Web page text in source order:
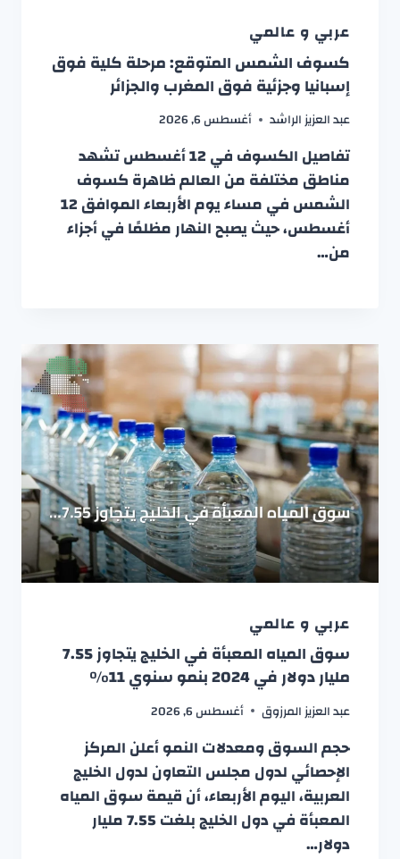
عربي و عالمي
كسوف الشمس المتوقع: مرحلة كلية فوق
إسبانيا وجزئية فوق المغرب والجزائر
عبد العزيز الراشد أغسطس 6, 2026
تفاصيل الكسوف في 12 أغسطس تشهد
مناطق مختلفة من العالم ظاهرة كسوف
الشمس في مساء يوم الأربعاء الموافق 12
أغسطس، حيث يصبح النهار مظلمًا في أجزاء
من…
عربي و عالمي
سوق المياه المعبأة في الخليج يتجاوز 7.55
مليار دولار في 2024 بنمو سنوي 11%
عبد العزيز المرزوق أغسطس 6, 2026
حجم السوق ومعدلات النمو أعلن المركز
الإحصائي لدول مجلس التعاون لدول الخليج
العربية، اليوم الأربعاء، أن قيمة سوق المياه
المعبأة في دول الخليج بلغت 7.55 مليار
دولار…